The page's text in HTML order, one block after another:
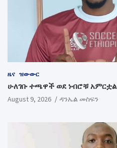
ዜና ዝውውር
ሁለገቡ ተጫዋች ወደ ነብሮቹ አምርቷል
August 9, 2026 ዳንኤል መስፍን